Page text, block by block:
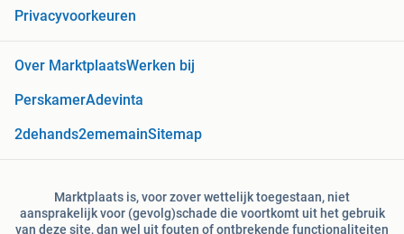
Privacyvoorkeuren
Over MarktplaatsWerken bij
PerskamerAdevinta
2dehands2ememainSitemap
Marktplaats is, voor zover wettelijk toegestaan, niet
aansprakelijk voor (gevolg)schade die voortkomt uit het gebruik
van deze site, dan wel uit fouten of ontbrekende functionaliteiten